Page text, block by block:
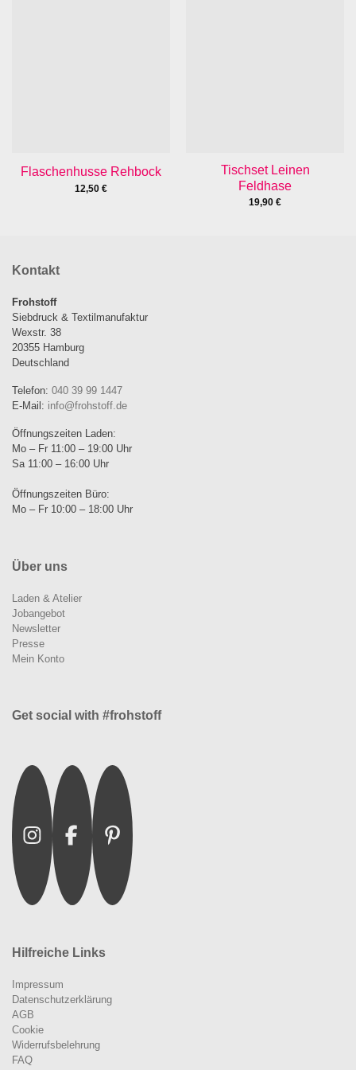
Flaschenhusse Rehbock
12,50 €
Tischset Leinen
Feldhase
19,90 €
Kontakt
Frohstoff
Siebdruck & Textilmanufaktur
Wexstr. 38
20355 Hamburg
Deutschland
Telefon: 040 39 99 1447
E-Mail: info@frohstoff.de
Öffnungszeiten Laden:
Mo – Fr 11:00 – 19:00 Uhr
Sa 11:00 – 16:00 Uhr
Öffnungszeiten Büro:
Mo – Fr 10:00 – 18:00 Uhr
Über uns
Laden & Atelier
Jobangebot
Newsletter
Presse
Mein Konto
Get social with #frohstoff
InstagramFacebookPinterest
Hilfreiche Links
Impressum
Datenschutzerklärung
AGB
Cookie
Widerrufsbelehrung
FAQ